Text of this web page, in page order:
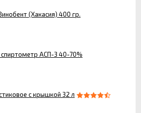
(Хакасия) 400 гр.
АСП-3 40-70%
с крышкой 32 л